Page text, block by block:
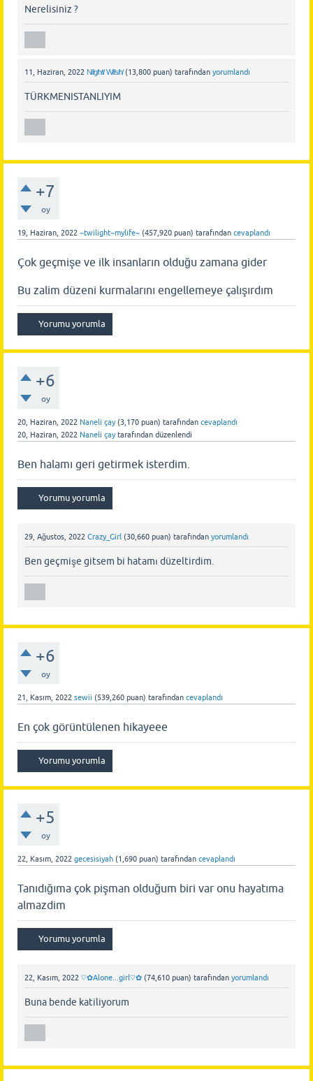
Nerelisiniz ?
11, Haziran, 2022 N̸i̸g̸h̸t̸ W̸i̸s̸h̸ (13,800 puan) tarafından yorumlandı
TÜRKMENISTANLIYIM
+7
oy
19, Haziran, 2022 ~twilight~mylife~ (457,920 puan) tarafından cevaplandı
Çok geçmişe ve ilk insanların olduğu zamana gider
Bu zalim düzeni kurmalarını engellemeye çalışırdım
+6
oy
20, Haziran, 2022 Naneli çay (3,170 puan) tarafından cevaplandı
20, Haziran, 2022 Naneli çaytarafından düzenlendi
Ben halamı geri getirmek isterdim.
29, Ağustos, 2022 Crazy_Girl (30,660 puan) tarafından yorumlandı
Ben geçmişe gitsem bi hatamı düzeltirdim.
+6
oy
21, Kasım, 2022 sewii (539,260 puan) tarafından cevaplandı
En çok görüntülenen hikayeee
+5
oy
22, Kasım, 2022 gecesisiyah (1,690 puan) tarafından cevaplandı
Tanıdığıma çok pişman olduğum biri var onu hayatıma
almazdim
22, Kasım, 2022 ♡✿Alone...girl♡✿ (74,610 puan) tarafından yorumlandı
Buna bende katiliyorum